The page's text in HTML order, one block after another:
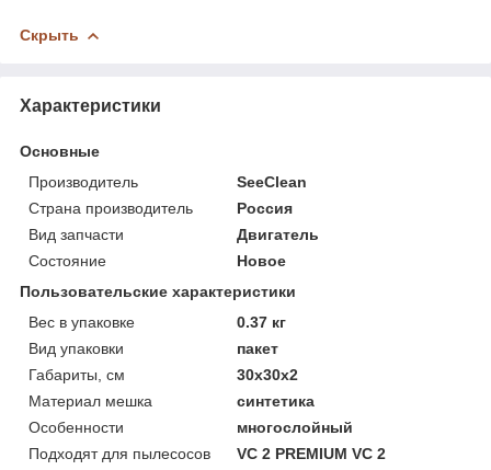
Скрыть
Характеристики
Основные
Производитель
SeeClean
Страна производитель
Россия
Вид запчасти
Двигатель
Состояние
Новое
Пользовательские характеристики
Вес в упаковке
0.37 кг
Вид упаковки
пакет
Габариты, см
30x30x2
Материал мешка
синтетика
Особенности
многослойный
Подходят для пылесосов
VC 2 PREMIUM VC 2